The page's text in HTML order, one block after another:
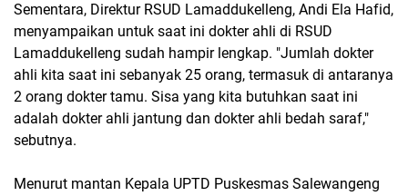
Sementara, Direktur RSUD Lamaddukelleng, Andi Ela Hafid,
menyampaikan untuk saat ini dokter ahli di RSUD
Lamaddukelleng sudah hampir lengkap. "Jumlah dokter
ahli kita saat ini sebanyak 25 orang, termasuk di antaranya
2 orang dokter tamu. Sisa yang kita butuhkan saat ini
adalah dokter ahli jantung dan dokter ahli bedah saraf,"
sebutnya.
Menurut mantan Kepala UPTD Puskesmas Salewangeng